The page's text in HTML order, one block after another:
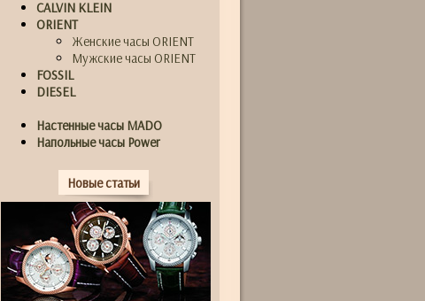
CALVIN KLEIN
ORIENT
Женские часы ORIENT
Мужские часы ORIENT
FOSSIL
DIESEL
Настенные часы MADO
Напольные часы Power
Новые статьи